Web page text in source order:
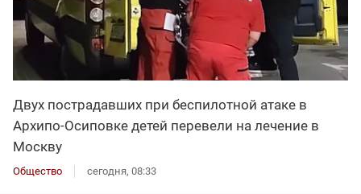
Двух пострадавших при беспилотной атаке в
Архипо-Осиповке детей перевели на лечение в
Москву
Общество сегодня, 08:33